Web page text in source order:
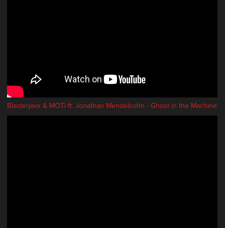
Blasterjaxx & MOTi ft. Jonathan Mendelsohn - Ghost in the Machine